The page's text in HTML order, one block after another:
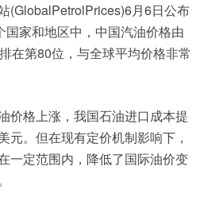
(GlobalPetrolPrices)6月6日公布
家和地区中，中国汽油价格由
在第80位，与全球平均价格非常
价格上涨，我国石油进口成本提
元。但在现有定价机制影响下，
一定范围内，降低了国际油价变